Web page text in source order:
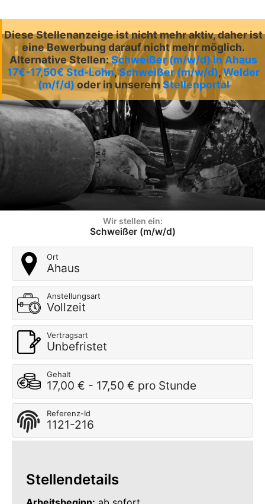
Diese Stellenanzeige ist nicht mehr aktiv, daher ist
eine Bewerbung darauf nicht mehr möglich.
Alternative Stellen:Schweißer (m/w/d) in Ahaus
17€-17,50€ Std-Lohn,Schweißer (m/w/d),Welder
(m/f/d) oder in unserem Stellenportal
Wir stellen ein:
Schweißer (m/w/d)
Ort
Ahaus
Anstellungsart
Vollzeit
Vertragsart
Unbefristet
Gehalt
17,00 € - 17,50 € pro Stunde
Referenz-Id
1121-216
Stellendetails